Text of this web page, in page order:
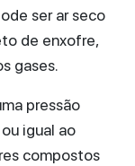
ser ar seco
de enxofre,
gases.
pressão
igual ao
compostos